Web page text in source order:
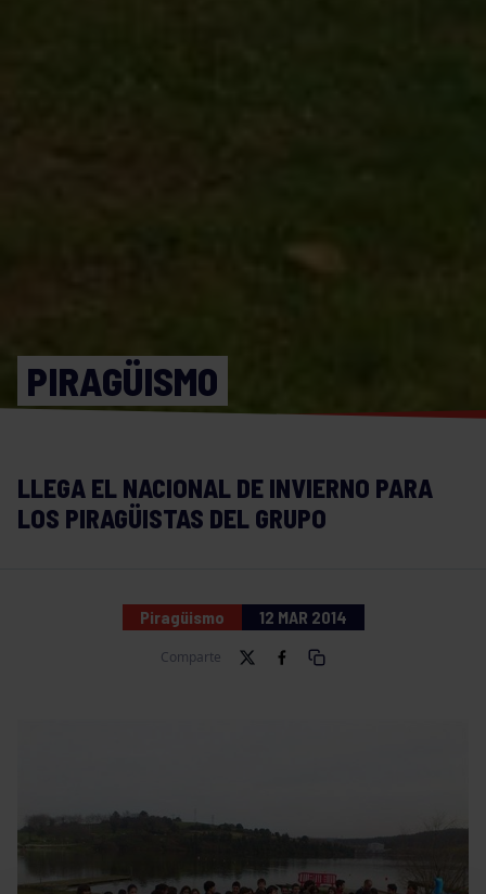
PIRAGÜISMO
LLEGA EL NACIONAL DE INVIERNO PARA
LOS PIRAGÜISTAS DEL GRUPO
Piragüismo 12 MAR 2014
Comparte